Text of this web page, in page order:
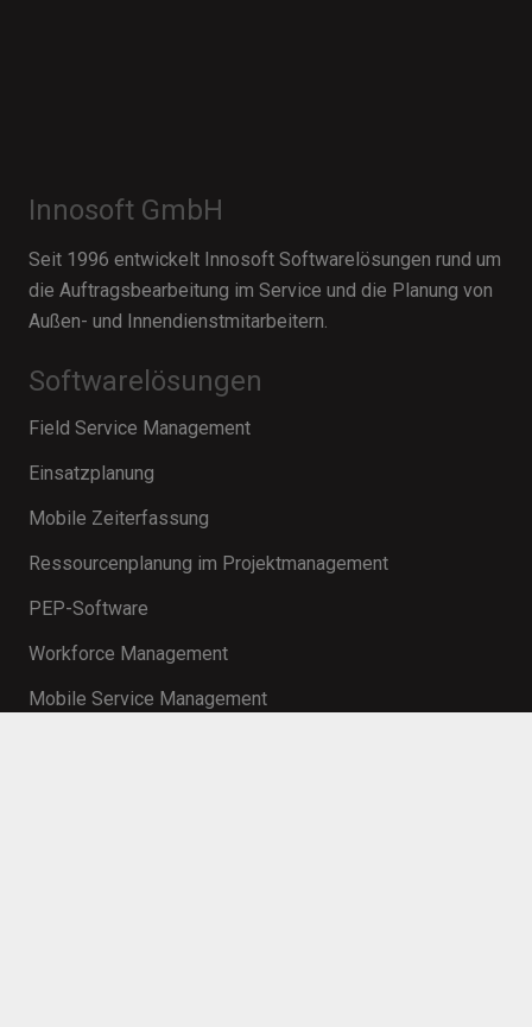
Innosoft GmbH
Seit 1996 entwickelt Innosoft Softwarelösungen rund um
die Auftragsbearbeitung im Service und die Planung von
Außen- und Innendienstmitarbeitern.
Softwarelösungen
Field Service Management
Einsatzplanung
Mobile Zeiterfassung
Ressourcenplanung im Projektmanagement
PEP-Software
Workforce Management
Mobile Service Management